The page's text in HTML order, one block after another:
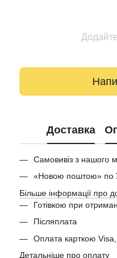
Доставка
Самовивіз з нашого
«Новою поштою» по
Більше інформації про
Готівкою при
Післяплата
Оплата карткою
Детальніше про оплату